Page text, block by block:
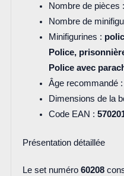
Nombre de pièces :
Nombre de
Minifigurines :
Police,
Police avec
Âge recommandé :
Dimensions de la
Code EAN :
Présentation détaillée
Le set numéro 60208